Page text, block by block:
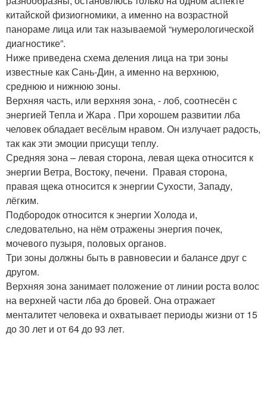
китайской физиогномики, а именно на возрастной
панораме лица или так называемой “нумерологической
диагностике”.
Ниже приведена схема деления лица на три зоны
известные как Сань-Дин, а именно на верхнюю,
среднюю и нижнюю зоны.
Верхняя часть, или верхняя зона, - лоб, соотнесён с
энергией Тепла и Жара . При хорошем развитии лба
человек обладает весёлым нравом. Он излучает радость,
так как эти эмоции присущи теплу.
Средняя зона – левая сторона, левая щека относится к
энергии Ветра, Востоку, печени. Правая сторона,
правая щека относится к энергии Сухости, Западу,
лёгким.
Подбородок относится к энергии Холода и,
следовательно, на нём отражены энергия почек,
мочевого пузыря, половых органов.
Три зоны должны быть в равновесии и балансе друг с
другом.
Верхняя зона занимает положение от линии роста волос
на верхней части лба до бровей. Она отражает
менталитет человека и охватывает периоды жизни от 15
до 30 лет и от 64 до 93 лет.